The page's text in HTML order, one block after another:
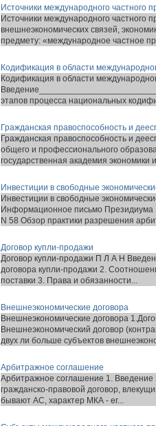
Источники международного частного
Источники международного частного
внешнеэкономических связей,
предмету: «международное частное
Кодификация в области
Кодификация в области
этапов процесса национальных
Гражданская правоспособность и
Гражданская правоспособность и
общего и профессионального
государственная академия экономики
Инвестиции в свободные
Инвестиции в свободные
Информационное письмо Президиума
N 58 Обзор практики разрешения
Договор купли-продажи
Договор купли-продажи П Л А Н
договора купли-продажи 2.
поставки 3. Права и обязанности...
Внешнеэкономические договора
Внешнеэкономические договора
Внешнеэкономический договор
двух ли больше субъектов
Арбитражное соглашение
Арбитражное соглашение 1.
гражданско-правовой договор,
бывают АС, характер МКА - ег...